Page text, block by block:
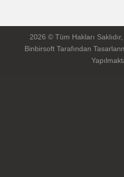
2026 © Tüm Hakları
BinbirsoftTarafından